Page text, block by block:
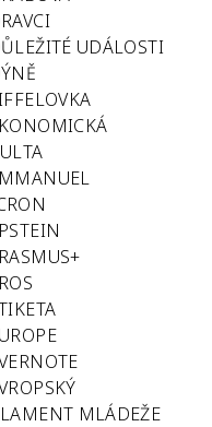
UDÁLOSTI
MLÁDEŽE